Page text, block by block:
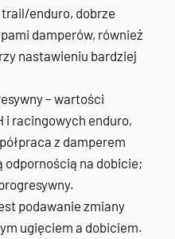
enduro, dobrze
damperów, również
nastawieniu bardziej
– wartości
i racingowych enduro,
z damperem
odpornością na dobicie;
podawanie zmiany
ugięciem a dobiciem.